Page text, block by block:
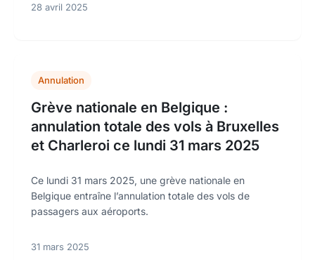
28 avril 2025
Annulation
Grève nationale en Belgique :
annulation totale des vols à Bruxelles
et Charleroi ce lundi 31 mars 2025
Ce lundi 31 mars 2025, une grève nationale en
Belgique entraîne l’annulation totale des vols de
passagers aux aéroports.
31 mars 2025